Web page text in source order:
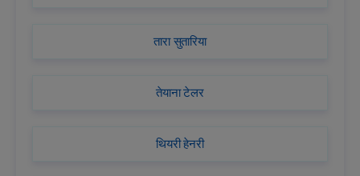
तारा सुतारिया
तेयाना टेलर
थियरी हेनरी